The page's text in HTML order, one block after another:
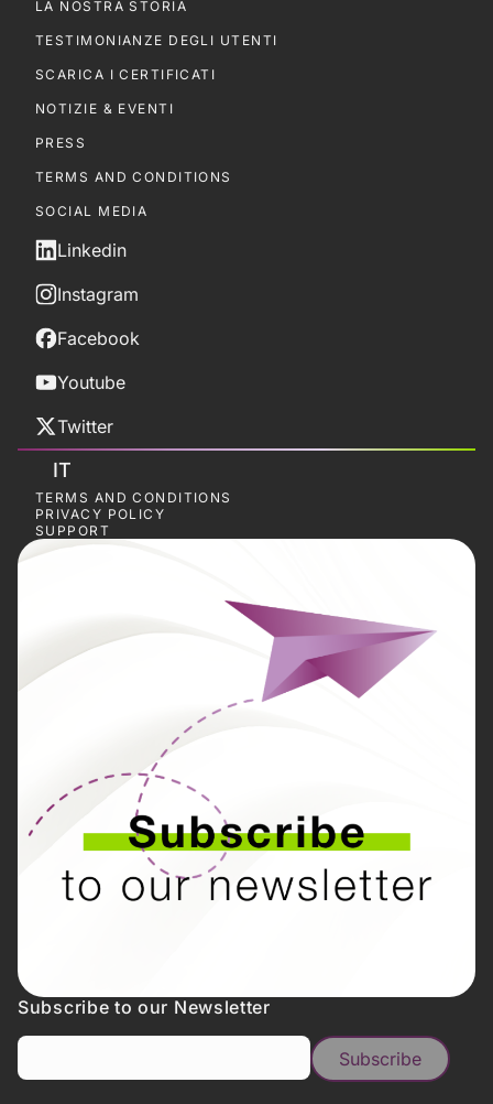
LA NOSTRA STORIA
TESTIMONIANZE DEGLI UTENTI
SCARICA I CERTIFICATI
NOTIZIE & EVENTI
PRESS
TERMS AND CONDITIONS
SOCIAL MEDIA
Linkedin
Instagram
Facebook
Youtube
Twitter
IT
TERMS AND CONDITIONS
PRIVACY POLICY
SUPPORT
Subscribe to our Newsletter